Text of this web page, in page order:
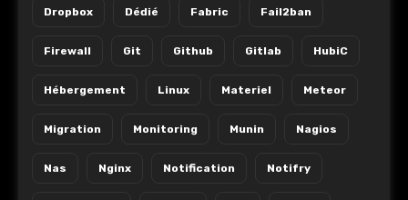
Dropbox Dédié Fabric Fail2ban
Firewall Git Github Gitlab HubiC
Hébergement Linux Materiel Meteor
Migration Monitoring Munin Nagios
Nas Nginx Notification Notifry